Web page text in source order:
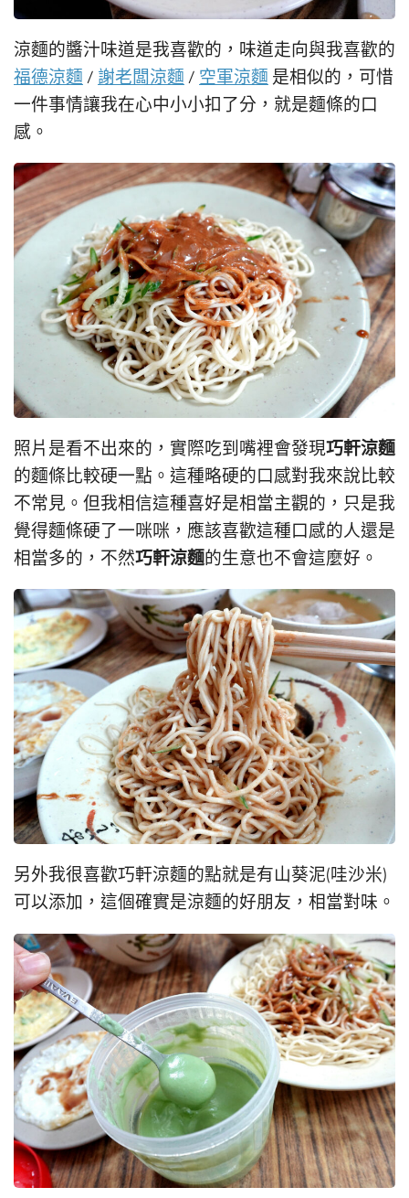
涼麵的醬汁味道是我喜歡的，味道走向與我喜歡的
福德涼麵 / 謝老闆涼麵 / 空軍涼麵 是相似的，可惜
一件事情讓我在心中小小扣了分，就是麵條的口
感。
照片是看不出來的，實際吃到嘴裡會發現巧軒涼麵
的麵條比較硬一點。這種略硬的口感對我來說比較
不常見。但我相信這種喜好是相當主觀的，只是我
覺得麵條硬了一咪咪，應該喜歡這種口感的人還是
相當多的，不然巧軒涼麵的生意也不會這麼好。
另外我很喜歡巧軒涼麵的點就是有山葵泥(哇沙米)
可以添加，這個確實是涼麵的好朋友，相當對味。